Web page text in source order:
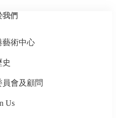
我們
藝術中心
史
員會及顧問
Us